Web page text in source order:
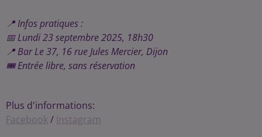
📍 Infos pratiques :
📅 Lundi 23 septembre 2025, 18h30
📍 Bar Le 37, 16 rue Jules Mercier, Dijon
🎟 Entrée libre, sans réservation
Plus d'informations:
Facebook/ Instagram